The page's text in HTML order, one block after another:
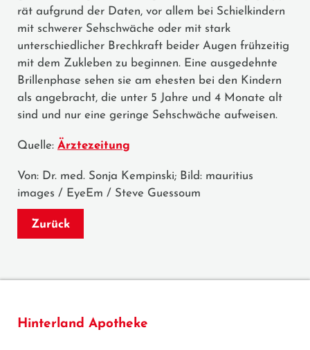
rät aufgrund der Daten, vor allem bei Schielkindern
mit schwerer Sehschwäche oder mit stark
unterschiedlicher Brechkraft beider Augen frühzeitig
mit dem Zukleben zu beginnen. Eine ausgedehnte
Brillenphase sehen sie am ehesten bei den Kindern
als angebracht, die unter 5 Jahre und 4 Monate alt
sind und nur eine geringe Sehschwäche aufweisen.
Quelle: Ärztezeitung
Von: Dr. med. Sonja Kempinski; Bild: mauritius
images / EyeEm / Steve Guessoum
Zurück
Hinterland Apotheke